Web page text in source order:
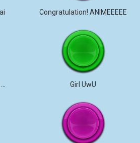
Congratulation! ANIMEEEEE
Girl UwU